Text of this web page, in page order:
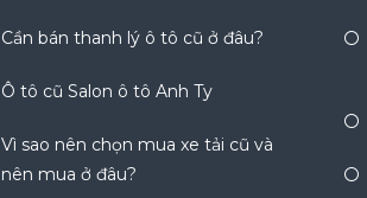
Cần bán thanh lý ô tô cũ ở đâu?
Ô tô cũ Salon ô tô Anh Ty
Vì sao nên chọn mua xe tải cũ và
nên mua ở đâu?